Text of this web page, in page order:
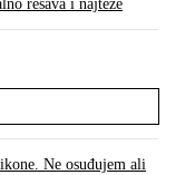
rešava i najteže
Ne osuđujem ali